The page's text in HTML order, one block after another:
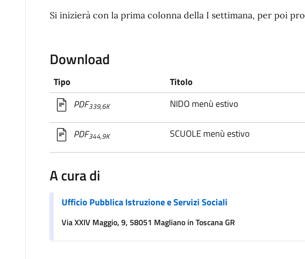
Si inizierà con la prima colonna della I settimana, per poi
Download
Tipo Titolo
PDF339,6K NIDO menù estivo
PDF344,9K SCUOLE menù estivo
A cura di
Ufficio Pubblica Istruzione e Servizi Sociali
Via XXIV Maggio, 9, 58051 Magliano in Toscana GR